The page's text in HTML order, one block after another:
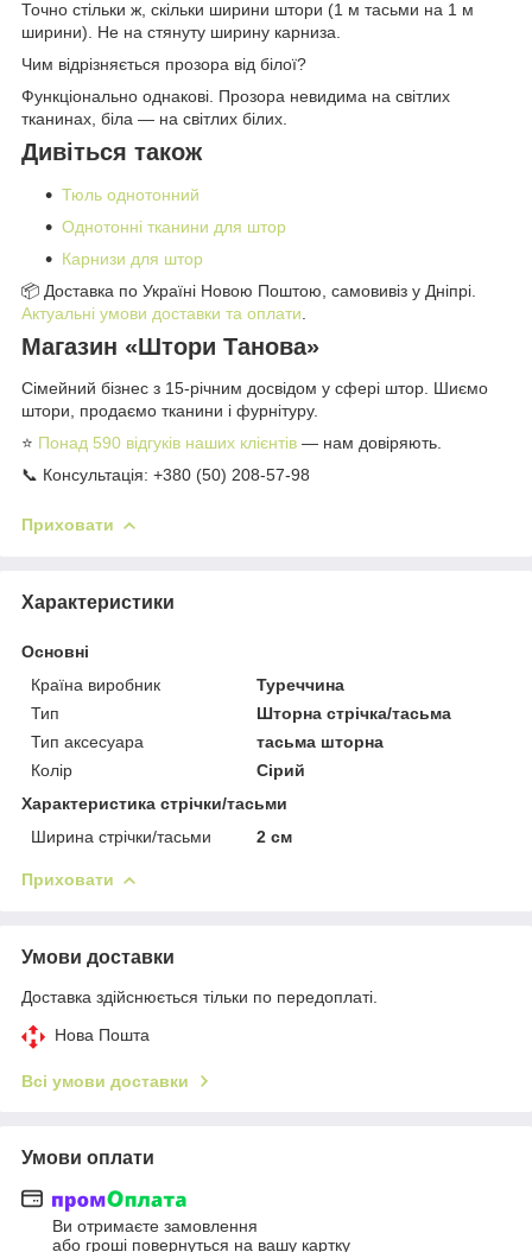
Точно стільки ж, скільки ширини штори (1 м тасьми на 1 м
ширини). Не на стянуту ширину карниза.
Чим відрізняється прозора від білої?
Функціонально однакові. Прозора невидима на світлих
тканинах, біла — на світлих білих.
Дивіться також
Тюль однотонний
Однотонні тканини для штор
Карнизи для штор
📦 Доставка по Україні Новою Поштою, самовивіз у Дніпрі.
Актуальні умови доставки та оплати
Магазин «Штори Танова»
Сімейний бізнес з 15-річним досвідом у сфері штор. Шиємо
штори, продаємо тканини і фурнітуру.
⭐ Понад 590 відгуків наших клієнтів — нам довіряють.
📞 Консультація: +380 (50) 208-57-98
Приховати
Характеристики
Основні
Країна виробник
Туреччина
Тип
Шторна стрічка/тасьма
Тип аксесуара
тасьма шторна
Колір
Сірий
Характеристика стрічки/тасьми
Ширина стрічки/тасьми
2 см
Приховати
Умови доставки
Доставка здійснюється тільки по передоплаті.
Нова Пошта
Всі умови доставки
Умови оплати
Ви отримаєте замовлення
або гроші повернуться на вашу картку